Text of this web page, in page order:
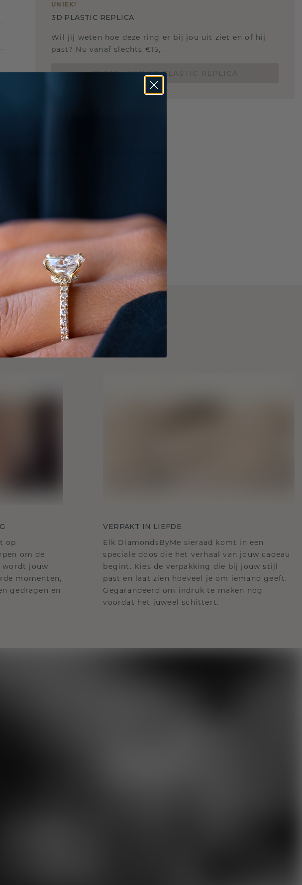
UNIEK!
3D PLASTIC REPLICA
Wil jij weten hoe deze ring er bij jou uit ziet en of hij
past? Nu vanaf slechts €15,-
BESTEL EEN 3D PLASTIC REPLICA
op
om de
wordt jouw
momenten,
gedragen en
VERPAKT IN LIEFDE
Elk DiamondsByMe sieraad komt in een
speciale doos die het verhaal van jouw cadeau
begint. Kies de verpakking die bij jouw stijl
past en laat zien hoeveel je om iemand geeft.
Gegarandeerd om indruk te maken nog
voordat het juweel schittert.